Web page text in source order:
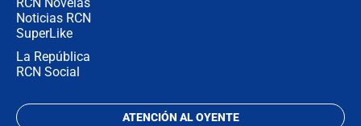
Noticias RCN
SuperLike
La República
RCN Social
ATENCIÓN AL OYENTE